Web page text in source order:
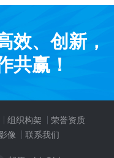
效、创新，
共赢！
组织构架
荣誉资质
像 联系我们